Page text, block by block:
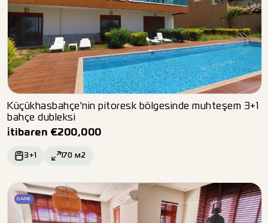
Küçükhasbahçe'nin pitoresk bölgesinde muhteşem 3+1
bahçe dubleksi
i̇tibaren €200,000
3+1 170 м2
DAIRE